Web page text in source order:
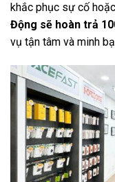
khắc phục sự cố
Động sẽ hoàn trả
vụ tận tâm và minh